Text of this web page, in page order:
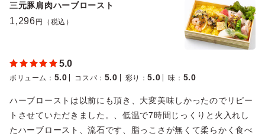
三元豚肩肉ハーブロースト
1,296 円（税込）
5.0
ボリューム ： 5.0 コスパ ： 5.0 彩り ：5.0 味 ： 5.0
ハーブローストは以前にも頂き、大変美味しかったのでリピー
トさせていただきました。、低温で7時間じっくりと火入れし
たハーブロースト、流石です、脂っこさが無くて柔らかく食べ